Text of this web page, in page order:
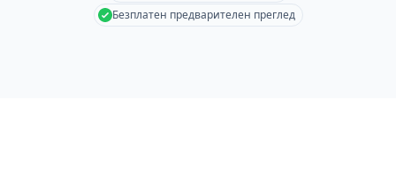
Безплатен предварителен преглед